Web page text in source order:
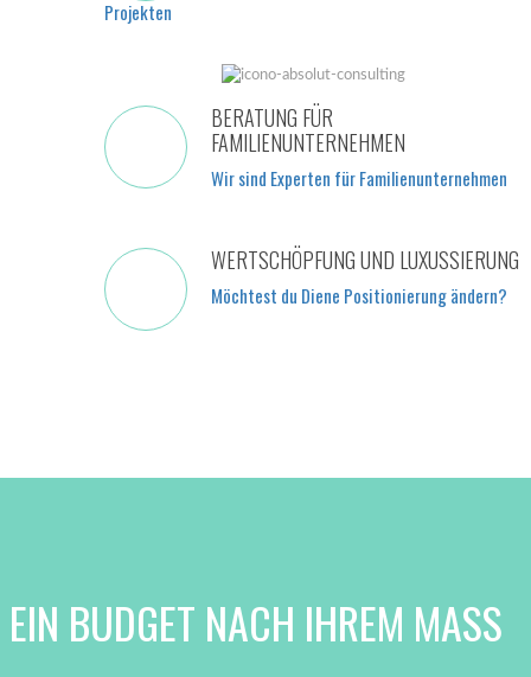
Projekten
BERATUNG FÜR
FAMILIENUNTERNEHMEN
Wir sind Experten für Familienunternehmen
WERTSCHÖPFUNG UND LUXUSSIERUNG
Möchtest du Diene Positionierung ändern?
EIN BUDGET NACH IHREM MASS